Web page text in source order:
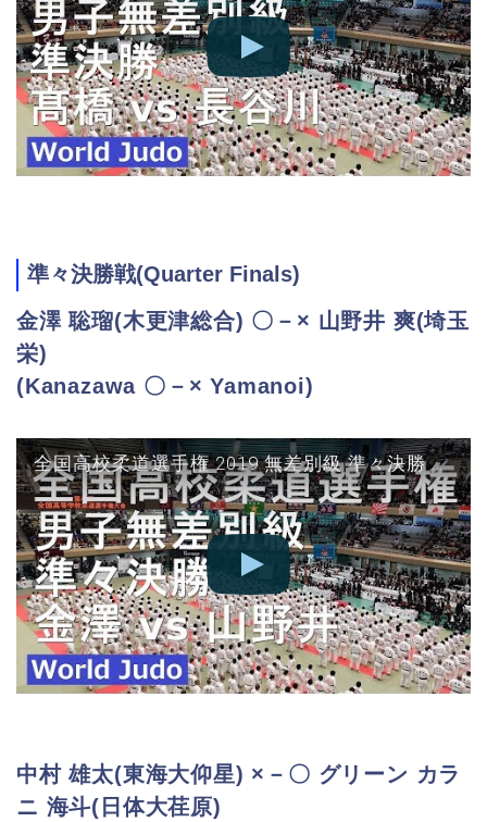
準々決勝戦(Quarter Finals)
金澤 聡瑠(木更津総合) 〇－× 山野井 爽(埼玉
栄)
(Kanazawa 〇－× Yamanoi)
全国高校柔道選手権 2019 無差別級 準々決勝 金澤 vs 山野井 JUDO
中村 雄太(東海大仰星) ×－〇 グリーン カラ
ニ 海斗(日体大荏原)